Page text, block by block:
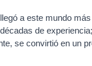
a este mundo
de
se convirtió en un